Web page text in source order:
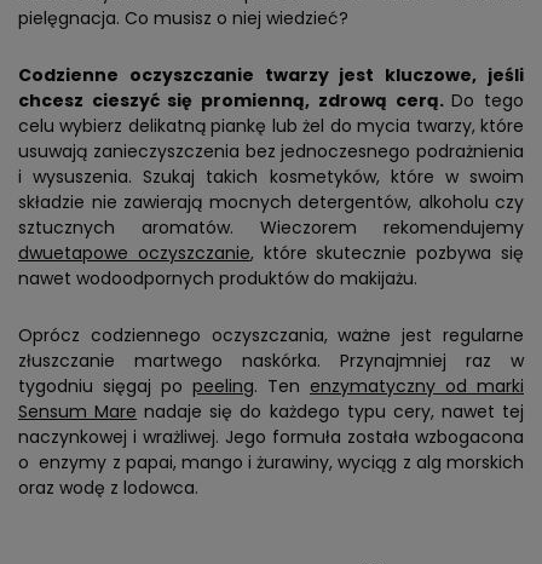
pielęgnacja. Co musisz o niej wiedzieć?
Codzienne oczyszczanie twarzy jest kluczowe, jeśli
chcesz cieszyć się promienną, zdrową cerą.Do tego
celu wybierz delikatną piankę lub żel do mycia twarzy, które
usuwają zanieczyszczenia bez jednoczesnego podrażnienia
i wysuszenia. Szukaj takich kosmetyków, które w swoim
składzie nie zawierają mocnych detergentów, alkoholu czy
sztucznych aromatów. Wieczorem rekomendujemy
dwuetapowe oczyszczanie, które skutecznie pozbywa się
nawet wodoodpornych produktów do makijażu.
Oprócz codziennego oczyszczania, ważne jest regularne
złuszczanie martwego naskórka. Przynajmniej raz w
tygodniu sięgaj po peeling. Ten enzymatyczny od marki
Sensum Mare nadaje się do każdego typu cery, nawet tej
naczynkowej i wrażliwej. Jego formuła została wzbogacona
o enzymy z papai, mango i żurawiny, wyciąg z alg morskich
oraz wodę z lodowca.